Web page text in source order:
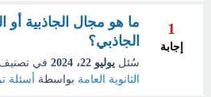
1
إجابة
ما هو مجال الجاذبية أو
الجاذبي؟
سُئل يوليو 22، 2024 في تصنيف
الثانوية العامة بواسطة أسئلة